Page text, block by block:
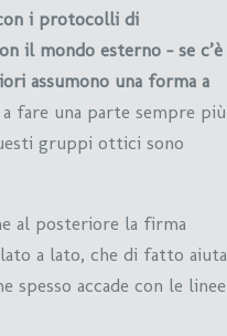
i protocolli di
il mondo esterno – se c’è
assumono una forma a
fare una parte sempre più
gruppi ottici sono
al posteriore la firma
lato a lato, che di fatto aiuta
spesso accade con le linee